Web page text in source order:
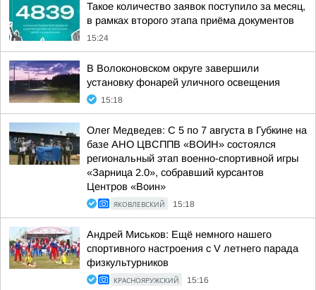
Такое количество заявок поступило за месяц,
в рамках второго этапа приёма документов
15:24
В Волоконовском округе завершили
установку фонарей уличного освещения
15:18
Олег Медведев: С 5 по 7 августа в Губкине на
базе АНО ЦВСППВ «ВОИН» состоялся
региональный этап военно-спортивной игры
«Зарница 2.0», собравший курсантов
Центров «Воин»
ЯКОВЛЕВСКИЙ 15:18
Андрей Миськов: Ещё немного нашего
спортивного настроения с V летнего парада
физкультурников
КРАСНОЯРУЖСКИЙ 15:16